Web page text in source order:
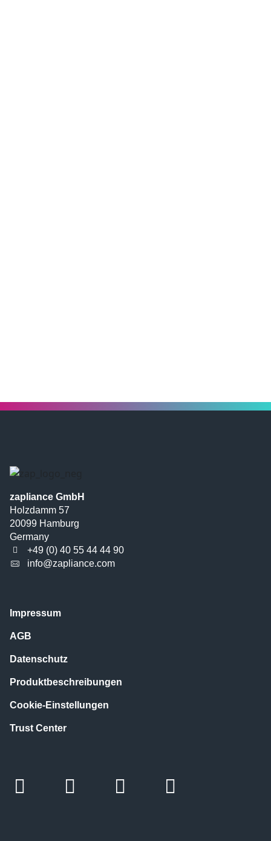
zapliance GmbH
Holzdamm 57
20099 Hamburg
Germany
+49 (0) 40 55 44 44 90
info@zapliance.com
Impressum
AGB
Datenschutz
Produktbeschreibungen
Cookie-Einstellungen
Trust Center